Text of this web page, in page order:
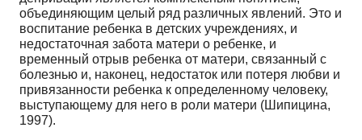
объединяющим целый ряд различных явлений. Это и
воспитание ребенка в детских учреждениях, и
недостаточная забота матери о ребенке, и
временный отрыв ребенка от матери, связанный с
болезнью и, наконец, недостаток или потеря любви и
привязанности ребенка к определенному человеку,
выступающему для него в роли матери (Шипицина,
1997).